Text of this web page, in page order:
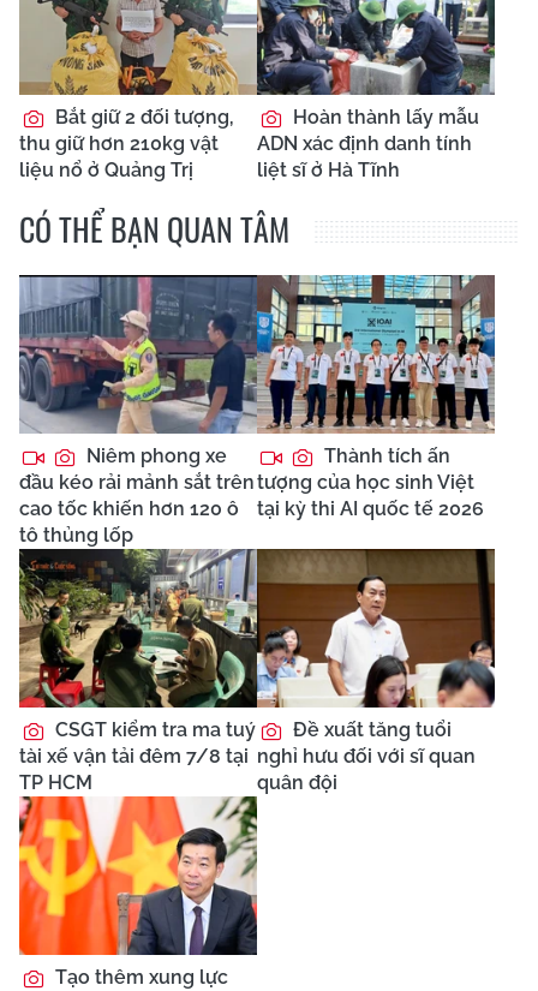
Bắt giữ 2 đối tượng,
thu giữ hơn 210kg vật
liệu nổ ở Quảng Trị
Hoàn thành lấy mẫu
ADN xác định danh tính
liệt sĩ ở Hà Tĩnh
CÓ THỂ BẠN QUAN TÂM
Niêm phong xe
đầu kéo rải mảnh sắt trên
cao tốc khiến hơn 120 ô
tô thủng lốp
Thành tích ấn
tượng của học sinh Việt
tại kỳ thi AI quốc tế 2026
CSGT kiểm tra ma tuý
tài xế vận tải đêm 7/8 tại
TP HCM
Đề xuất tăng tuổi
nghỉ hưu đối với sĩ quan
quân đội
Tạo thêm xung lực